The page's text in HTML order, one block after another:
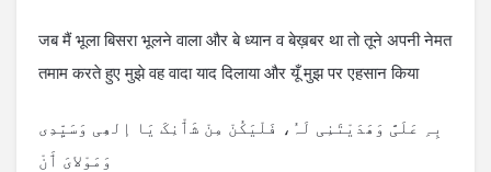
जब मैं भूला बिसरा भूलने वाला और बे ध्यान व बेख़बर था तो तूने अपनी नेमत
तमाम करते हुए मुझे वह वादा याद दिलाया और यूँ मुझ पर एहसान किया
بِہِ عَلَیَّ وَھَدَیْتَنِی لَہُ، فَلْیَکُنْ مِنْ شَٲْنِکَ یَا إلھِی وَسَیِّدِی
وَمَوْلایَ ٲَنْ